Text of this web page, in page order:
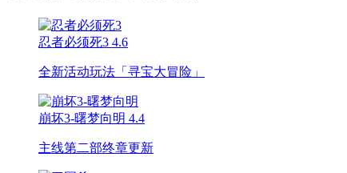
忍者必须死3 4.6
全新活动玩法「寻宝大冒险」
崩坏3-曙梦向明 4.4
主线第二部终章更新